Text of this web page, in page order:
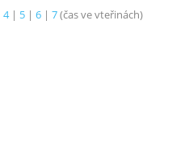
4| 5 | 6 | 7(čas ve vteřinách)